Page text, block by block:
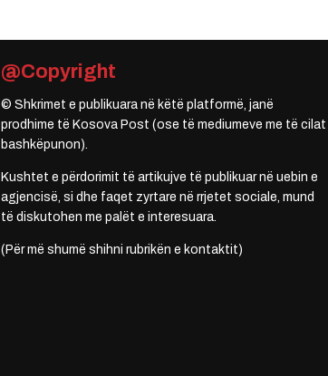
@Copyright
© Shkrimet e publikuara në këtë platformë, janë
prodhime të Kosova Post (ose të mediumeve me të cilat
bashkëpunon).
Kushtet e përdorimit të artikujve të publikuar në uebin e
agjencisë, si dhe faqet zyrtare në rrjetet sociale, mund
të diskutohen me palët e interesuara.
(Për më shumë shihni rubrikën e kontaktit)